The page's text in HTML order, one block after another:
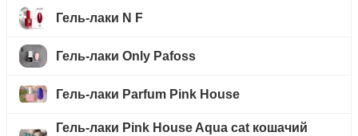
Гель-лаки N F
Гель-лаки Only Pafoss
Гель-лаки Parfum Pink House
Гель-лаки Pink House Aqua cat кошачий